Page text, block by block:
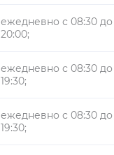
ежедневно с 08:30 до
20:00;
ежедневно с 08:30 до
19:30;
ежедневно с 08:30 до
19:30;